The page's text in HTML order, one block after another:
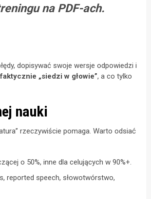
na PDF-ach.
dopisywać swoje wersje odpowiedzi i
„siedzi w głowie”, a co tylko
nauki
rzeczywiście pomaga. Warto odsiać
o 50%, inne dla celujących w 90%+.
reported speech, słowotwórstwo,